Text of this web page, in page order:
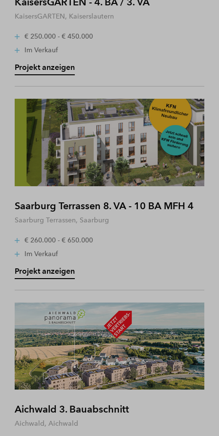
KaisersGARTEN, Kaiserslautern
€ 250.000 - € 450.000
Im Verkauf
Projekt anzeigen
Saarburg Terrassen 8. VA - 10 BA MFH 4
Saarburg Terrassen, Saarburg
€ 260.000 - € 650.000
Im Verkauf
Projekt anzeigen
Aichwald 3. Bauabschnitt
Aichwald, Aichwald